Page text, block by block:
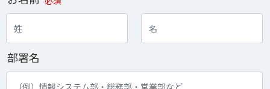
部署名